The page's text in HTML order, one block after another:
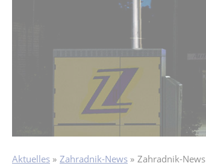
Aktuelles Zahradnik-News Zahradnik-